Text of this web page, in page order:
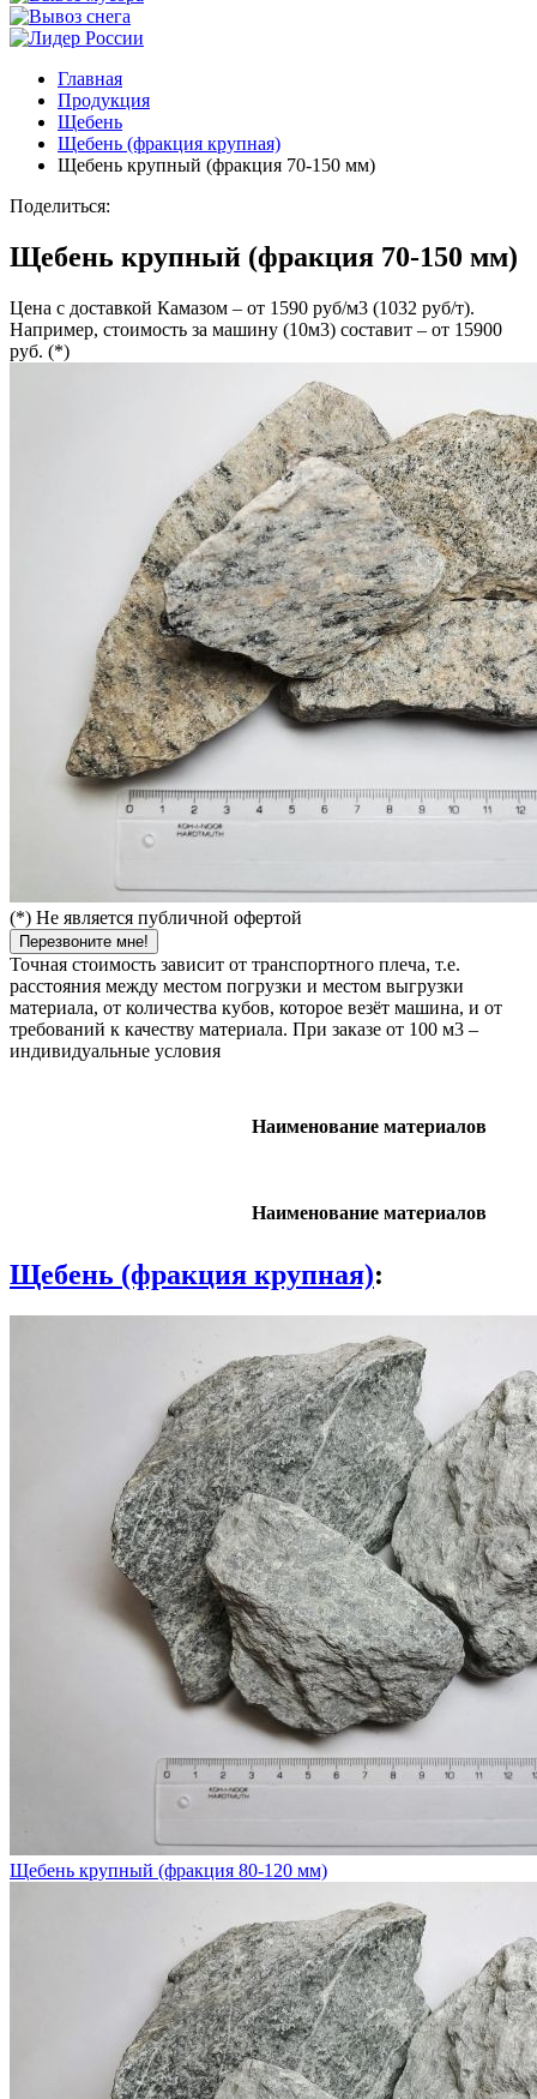
Главная
Продукция
Щебень
Щебень (фракция крупная)
Щебень крупный (фракция 70-150 мм)
Поделиться:
Щебень крупный (фракция 70-150 мм)
Цена с доставкой Камазом – от 1590 руб/м3 (1032 руб/т).
Например, стоимость за машину (10м3) составит – от 15900
руб. (*)
(*) Не является публичной офертой
Перезвоните мне!
Точная стоимость зависит от транспортного плеча, т.е.
расстояния между местом погрузки и местом выгрузки
материала, от количества кубов, которое везёт машина, и от
требований к качеству материала. При заказе от 100 м3 –
индивидуальные условия
Наименование материалов
Наименование материалов
Щебень (фракция крупная):
Щебень крупный (фракция 80-120 мм)